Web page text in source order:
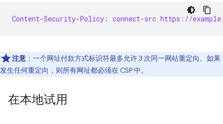
Content-Security-Policy: connect-src https://
注意 ：一个网址付款方式标识符最多允许 3 次同一网站重定向。如果
发生任何重定向，则所有网址都必须在 CSP 中。
在本地试用